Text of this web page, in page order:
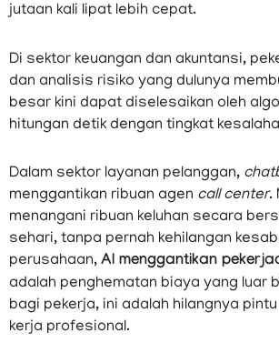
jutaan kali lipat lebih cepat.
Di sektor keuangan dan akuntansi,
dan analisis risiko yang dulunya
besar kini dapat diselesaikan oleh
hitungan detik dengan tingkat
Dalam sektor layanan pelanggan,
menggantikan ribuan agen call center.
menangani ribuan keluhan secara
sehari, tanpa pernah kehilangan
perusahaan, AI menggantikan
adalah penghematan biaya yang luar
bagi pekerja, ini adalah hilangnya
kerja profesional.